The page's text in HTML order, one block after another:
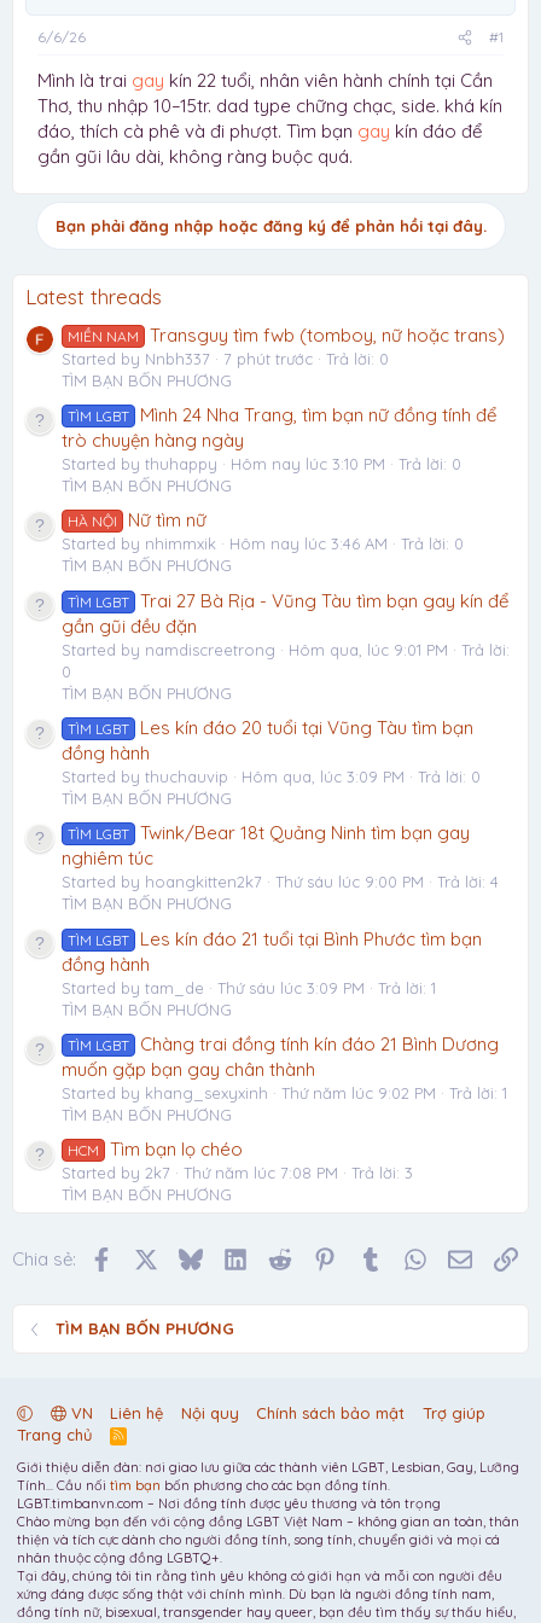
6/6/26 #1
Mình là trai gay kín 22 tuổi, nhân viên hành chính tại Cần
Thơ, thu nhập 10–15tr. dad type chững chạc, side. khá kín
đáo, thích cà phê và đi phượt. Tìm bạn gay kín đáo để
gần gũi lâu dài, không ràng buộc quá.
Bạn phải đăng nhập hoặc đăng ký để phản hồi tại đây.
Latest threads
MIỀN NAM Transguy tìm fwb (tomboy, nữ hoặc trans)
Started by Nnbh337 7 phút trước
Trả lời: 0
TÌM BẠN BỐN PHƯƠNG
TÌM LGBT
Mình 24 Nha Trang, tìm bạn nữ đồng tính để
trò chuyện hàng ngày
Started by thuhappy Hôm nay lúc 3:10 PM
Trả lời: 0
TÌM BẠN BỐN PHƯƠNG
HÀ NỘI Nữ tìm nữ
Started by nhimmxik Hôm nay lúc 3:46 AM
Trả lời: 0
TÌM BẠN BỐN PHƯƠNG
TÌM LGBT
Trai 27 Bà Rịa - Vũng Tàu tìm bạn gay kín để
gần gũi đều đặn
Started by namdiscreetrong Hôm qua, lúc 9:01 PM
Trả lời:
0
TÌM BẠN BỐN PHƯƠNG
TÌM LGBT
Les kín đáo 20 tuổi tại Vũng Tàu tìm bạn
đồng hành
Started by thuchauvip Hôm qua, lúc 3:09 PM
Trả lời: 0
TÌM BẠN BỐN PHƯƠNG
TÌM LGBT
Twink/Bear 18t Quảng Ninh tìm bạn gay
nghiêm túc
Started by hoangkitten2k7 Thứ sáu lúc 9:00 PM
Trả lời: 4
TÌM BẠN BỐN PHƯƠNG
TÌM LGBT
Les kín đáo 21 tuổi tại Bình Phước tìm bạn
đồng hành
Started by tam_de Thứ sáu lúc 3:09 PM
Trả lời: 1
TÌM BẠN BỐN PHƯƠNG
TÌM LGBT
Chàng trai đồng tính kín đáo 21 Bình Dương
muốn gặp bạn gay chân thành
Started by khang_sexyxinh Thứ năm lúc 9:02 PM
Trả lời: 1
TÌM BẠN BỐN PHƯƠNG
HCM Tìm bạn lọ chéo
Started by 2k7 Thứ năm lúc 7:08 PM
Trả lời: 3
TÌM BẠN BỐN PHƯƠNG
Chia sẻ: FacebookBlueskyLinkedInReddit PinterestTumblrWhatsApp
Email
TÌM BẠN BỐN PHƯƠNG
VN Liên hệ Nội quy Chính sách bảo mật
Trợ giúp
Trang chủ
R
S
Giới thiệu diễn đàn: nơi giao lưu giữa các thành viên LGBT, Lesbian, Gay, Lưỡng
Tính... Cầu nối tìm bạn bốn phương cho các bạn đồng tính.
LGBT.timbanvn.com – Nơi đồng tính được yêu thương và tôn trọng
Chào mừng bạn đến với cộng đồng LGBT Việt Nam – không gian an toàn, thân
thiện và tích cực dành cho người đồng tính, song tính, chuyển giới và mọi cá
nhân thuộc cộng đồng LGBTQ+.
Tại đây, chúng tôi tin rằng tình yêu không có giới hạn và mỗi con người đều
xứng đáng được sống thật với chính mình. Dù bạn là người đồng tính nam,
đồng tính nữ, bisexual, transgender hay queer, bạn đều tìm thấy sự thấu hiểu,